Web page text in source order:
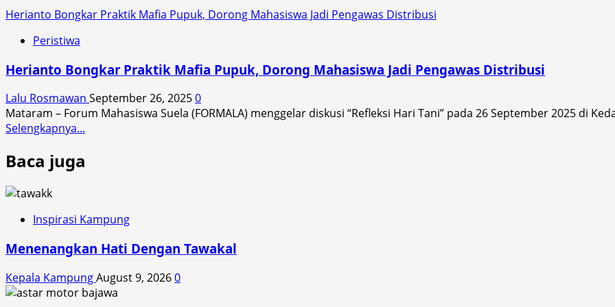
Herianto Bongkar Praktik Mafia Pupuk, Dorong Mahasiswa Jadi Pengawas Distribusi
Peristiwa
Herianto Bongkar Praktik Mafia Pupuk, Dorong Mahasiswa Jadi Pengawas Distribusi
Lalu Rosmawan September 26, 20250
Mataram – Forum Mahasiswa Suela (FORMALA) menggelar diskusi “Refleksi Hari Tani” pada 26 September 2025 di
Selengkapnya...
Mafia
Dorong
Jadi
Pengawas
Baca juga
Inspirasi Kampung
Menenangkan Hati Dengan Tawakal
Kepala KampungAugust 9, 20260